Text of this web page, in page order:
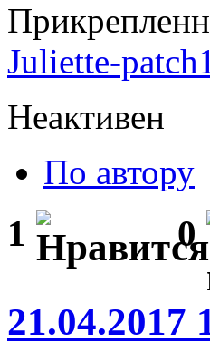
Juliette-
Неактивен
По автору
1 0
21.04.2017